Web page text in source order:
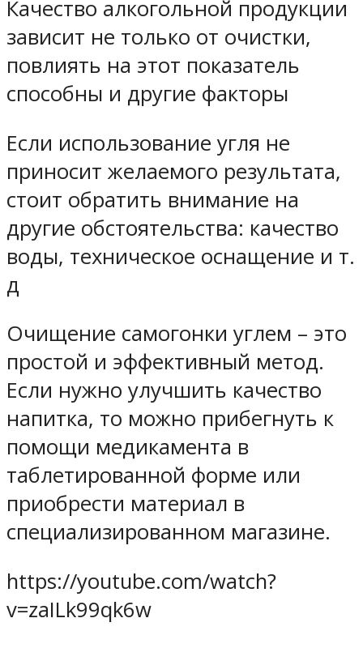
Качество алкогольной продукции
зависит не только от очистки,
повлиять на этот показатель
способны и другие факторы
Если использование угля не
приносит желаемого результата,
стоит обратить внимание на
другие обстоятельства: качество
воды, техническое оснащение и т.
д
Очищение самогонки углем – это
простой и эффективный метод.
Если нужно улучшить качество
напитка, то можно прибегнуть к
помощи медикамента в
таблетированной форме или
приобрести материал в
специализированном магазине.
https://youtube.com/watch?
v=zaILk99qk6w